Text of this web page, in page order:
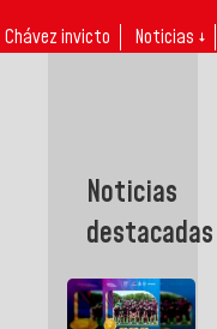
Chávez invicto Noticias ↓
Noticias
destacadas